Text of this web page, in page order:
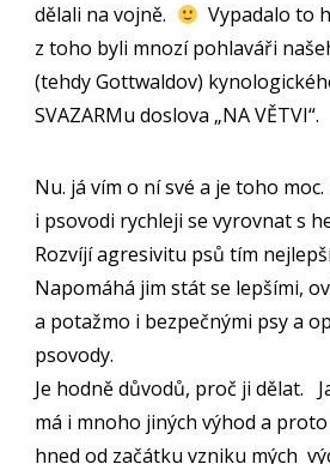
dělali na vojně.
Vypadalo to
z toho byli mnozí pohlaváři
(tehdy Gottwaldov)
SVAZARMu doslova „NA VĚTVI“.
Nu. já vím o ní své a je toho moc.
i psovodi rychleji se vyrovnat s
Rozvíjí agresivitu psů tím
Napomáhá jim stát se lepšími,
a potažmo i bezpečnými psy a
psovody.
Je hodně důvodů, proč ji dělat.
má i mnoho jiných výhod a
hned od začátku vzniku mých